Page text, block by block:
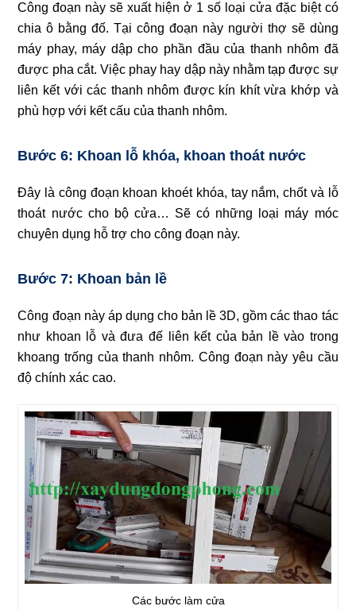
Công đoạn này sẽ xuất hiện ở 1 số loại cửa đặc biệt có
chia ô bằng đố. Tại công đoạn này người thợ sẽ dùng
máy phay, máy dập cho phần đầu của thanh nhôm đã
được pha cắt. Việc phay hay dập này nhằm tạp được sự
liên kết với các thanh nhôm được kín khít vừa khớp và
phù hợp với kết cấu của thanh nhôm.
Bước 6: Khoan lỗ khóa, khoan thoát nước
Đây là công đoạn khoan khoét khóa, tay nắm, chốt và lỗ
thoát nước cho bộ cửa… Sẽ có những loại máy móc
chuyên dụng hỗ trợ cho công đoạn này.
Bước 7: Khoan bản lề
Công đoạn này áp dụng cho bản lề 3D, gồm các thao tác
như khoan lỗ và đưa đế liên kết của bản lề vào trong
khoang trống của thanh nhôm. Công đoạn này yêu cầu
độ chính xác cao.
Các bước làm cửa